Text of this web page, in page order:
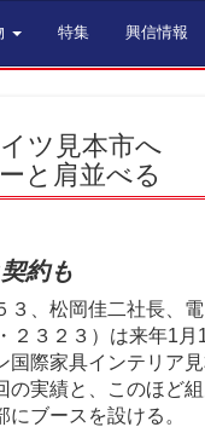
特集 興信情報
ツ見本市へ
と肩並べる
約も
、松岡佳二社長、
２３２３）は来年1
国際家具インテリア
の実績と、このほど
ブースを設ける。